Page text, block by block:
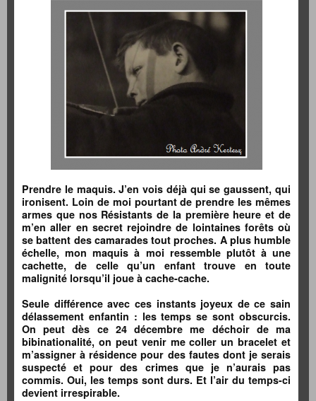
Prendre le maquis. J’en vois déjà qui se gaussent, qui
ironisent. Loin de moi pourtant de prendre les mêmes
armes que nos Résistants de la première heure et de
m’en aller en secret rejoindre de lointaines forêts où
se battent des camarades tout proches. A plus humble
échelle, mon maquis à moi ressemble plutôt à une
cachette, de celle qu’un enfant trouve en toute
malignité lorsqu’il joue à cache-cache.
Seule différence avec ces instants joyeux de ce sain
délassement enfantin : les temps se sont obscurcis.
On peut dès ce 24 décembre me déchoir de ma
bibinationalité, on peut venir me coller un bracelet et
m’assigner à résidence pour des fautes dont je serais
suspecté et pour des crimes que je n’aurais pas
commis. Oui, les temps sont durs. Et l’air du temps-ci
devient irrespirable.